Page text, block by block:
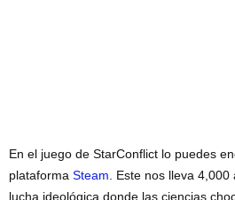
En el juego de StarConflict lo puedes
plataforma Steam . Este nos lleva
lucha ideológica donde las ciencias